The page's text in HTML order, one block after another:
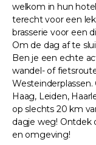
welkom in hun
terecht voor een
brasserie voor een
Om de dag af te
Ben je een echte
wandel- of
Haag, Leiden,
op slechts 20 km
dagje weg! Ontdek
en omgeving!